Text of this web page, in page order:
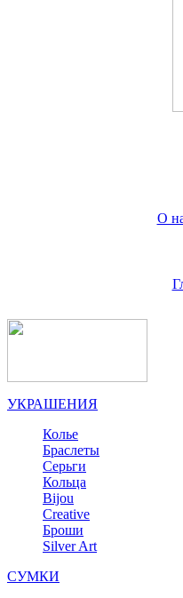
О
УКРАШЕНИЯ
Колье
Браслеты
Серьги
Кольца
Bijou
Сreative
Броши
Silver Art
СУМКИ